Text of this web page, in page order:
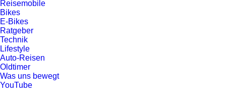
Reisemobile
Bikes
E-Bikes
Ratgeber
Technik
Lifestyle
Auto-Reisen
Oldtimer
Was uns bewegt
YouTube